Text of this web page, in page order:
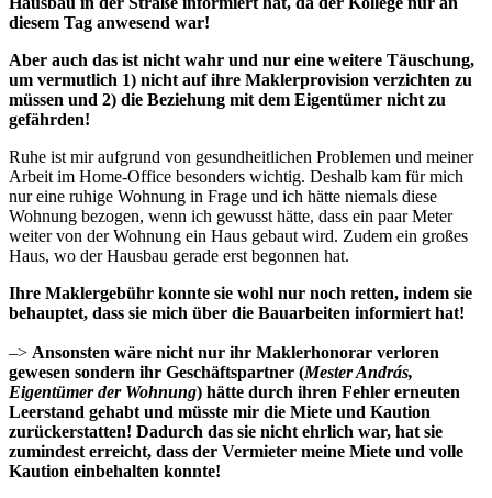
diesem Tag anwesend war!
Aber auch das ist nicht wahr und nur eine weitere Täuschung,
um vermutlich 1) nicht auf ihre Maklerprovision verzichten zu
müssen und 2) die Beziehung mit dem Eigentümer nicht zu
gefährden!
Ruhe ist mir aufgrund von gesundheitlichen Problemen und meiner
Arbeit im Home-Office besonders wichtig. Deshalb kam für mich
nur eine ruhige Wohnung in Frage und ich hätte niemals diese
Wohnung bezogen, wenn ich gewusst hätte, dass ein paar Meter
weiter von der Wohnung ein Haus gebaut wird. Zudem ein großes
Haus, wo der Hausbau gerade erst begonnen hat.
Ihre Maklergebühr konnte sie wohl nur noch retten, indem sie
behauptet, dass sie mich über die Bauarbeiten informiert hat!
–> Ansonsten wäre nicht nur ihr Maklerhonorar verloren
gewesen sondern ihr Geschäftspartner (Mester András,
Eigentümer der Wohnung) hätte durch ihren Fehler erneuten
Leerstand gehabt und müsste mir die Miete und Kaution
zurückerstatten! Dadurch das sie nicht ehrlich war, hat sie
zumindest erreicht, dass der Vermieter meine Miete und volle
Kaution einbehalten konnte!